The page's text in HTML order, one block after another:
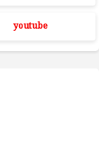
youtube